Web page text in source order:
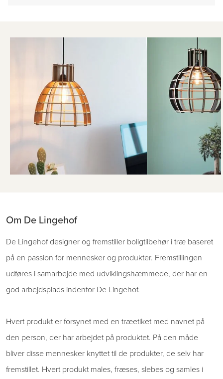
Om De Lingehof
De Lingehof designer og fremstiller boligtilbehør i træ baseret
på en passion for mennesker og produkter. Fremstillingen
udføres i samarbejde med udviklingshæmmede, der har en
god arbejdsplads indenfor De Lingehof.
Hvert produkt er forsynet med en træetiket med navnet på
den person, der har arbejdet på produktet. På den måde
bliver disse mennesker knyttet til de produkter, de selv har
fremstillet. Hvert produkt males, fræses, slebes og samles i